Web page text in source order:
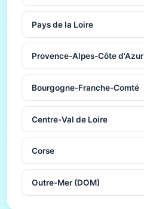
Pays de la Loire
Provence-Alpes-Côte d'Azur
Bourgogne-Franche-Comté
Centre-Val de Loire
Corse
Outre-Mer (DOM)